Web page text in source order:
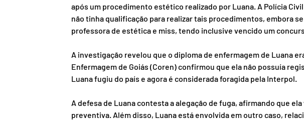
após um procedimento estético realizado por Luana. A Polícia
não tinha qualificação para realizar tais procedimentos, embora
professora de estética e miss, tendo inclusive vencido um
A investigação revelou que o diploma de enfermagem de Luana
Enfermagem de Goiás (Coren) confirmou que ela não possuía
Luana fugiu do país e agora é considerada foragida pela Interpol.
A defesa de Luana contesta a alegação de fuga, afirmando que
preventiva. Além disso, Luana está envolvida em outro caso,